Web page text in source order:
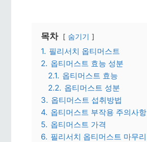
목차 숨기기
1. 필리서치 옵티머스트
2. 옵티머스트 효능 성분
2.1. 옵티머스트 효능
2.2. 옵티머스트 성분
3. 옵티머스트 섭취방법
4. 옵티머스트 부작용 주의사항
5. 옵티머스트 가격
6. 필리서치 옵티머스트 마무리